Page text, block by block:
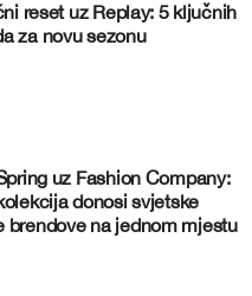
reset uz Replay: 5 ključnih
za novu sezonu
uz Fashion Company:
donosi svjetske
brendove na jednom mjestu